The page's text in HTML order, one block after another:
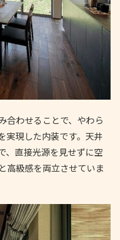
合わせることで、やわら
実現した内装です。天井
、直接光源を見せずに空
高級感を両立させていま